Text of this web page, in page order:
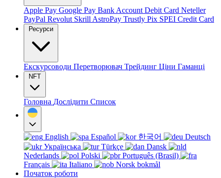
Apple Pay Google Pay Bank Account Debit Card Neteller
PayPal Revolut Skrill AstroPay Trustly Pix SPEI Credit Card
Ресурси
Екскурсоводи Перетворювач Трейдинг Ціни Гаманці
NFT
Головна Дослідити Список
English Español 한국어
Deutsch
Українська
Türkçe
Dansk
Nederlands
Polski
Português (Brasil)
Français
Italiano
Norsk bokmål
Початок роботи